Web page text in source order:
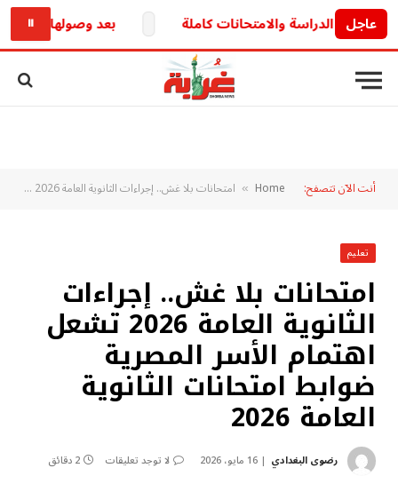
عاجل بعد وصولها ⏸
أنت الآن تتصفح: Home
» امتحانات بلا غش.. إجراءات الثانوية العامة 2026 تشعل اهتمام الأسر المصرية ضوابط امتحانات الثانوية العامة 2026
تعليم
امتحانات بلا غش.. إجراءات
الثانوية العامة 2026 تشعل
اهتمام الأسر المصرية
ضوابط امتحانات الثانوية
العامة 2026
رضوى البغدادي 16 مايو، 2026 لا توجد تعليقات 2 دقائق